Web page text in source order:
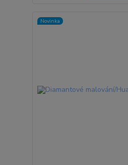
Novinka